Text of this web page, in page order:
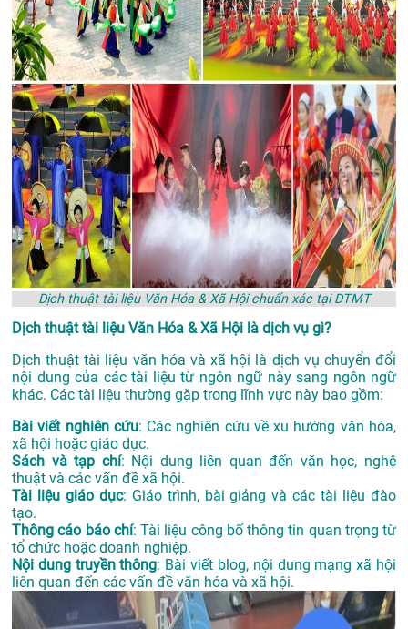
Dịch thuật tài liệu Văn Hóa & Xã Hội chuẩn xác tại DTMT
Dịch thuật tài liệu Văn Hóa & Xã Hội là dịch vụ gì?
Dịch thuật tài liệu văn hóa và xã hội là dịch vụ chuyển đổi
nội dung của các tài liệu từ ngôn ngữ này sang ngôn ngữ
khác. Các tài liệu thường gặp trong lĩnh vực này bao gồm:
Bài viết nghiên cứu: Các nghiên cứu về xu hướng văn hóa,
xã hội hoặc giáo dục.
Sách và tạp chí: Nội dung liên quan đến văn học, nghệ
thuật và các vấn đề xã hội.
Tài liệu giáo dục: Giáo trình, bài giảng và các tài liệu đào
tạo.
Thông cáo báo chí: Tài liệu công bố thông tin quan trọng từ
tổ chức hoặc doanh nghiệp.
Nội dung truyền thông: Bài viết blog, nội dung mạng xã hội
liên quan đến các vấn đề văn hóa và xã hội.